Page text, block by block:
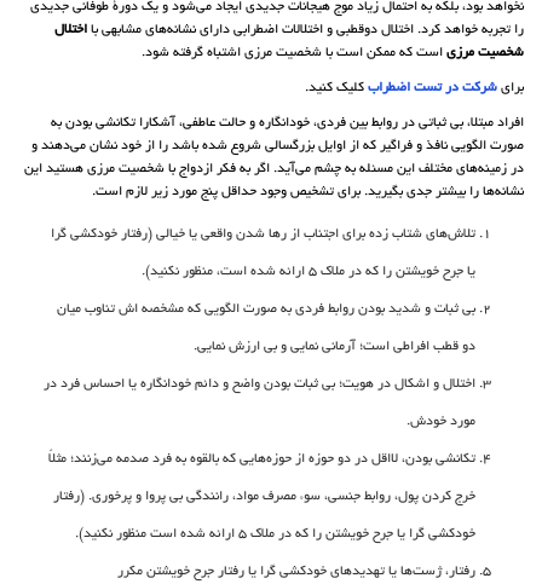
نخواهد بود، بلکه به احتمال زیاد موج هیجانات جدیدی ایجاد می‌شود و یک دورۀ طوفانی جدیدی
را تجربه خواهد کرد. اختلال دوقطبی و اختلالات اضطرابی دارای نشانه‌های مشابهی با اختلال
شخصیت مرزی است که ممکن است با شخصیت مرزی اشتباه گرفته شود.
برای شرکت در تست اضطراب کلیک کنید.
افراد مبتلا، بی ثباتی در روابط بین فردی، خودانگاره و حالت عاطفی، آشکارا تکانشی بودن به
صورت الگویی نافذ و فراگیر که از اوایل بزرگسالی شروع شده باشد را از خود نشان می‌دهند و
در زمینه‌های مختلف این مسئله به چشم می‌آید. اگر به فکر ازدواج با شخصیت مرزی هستید این
نشانه‌ها را بیشتر جدی بگیرید. برای تشخیص وجود حداقل پنج مورد زیر لازم است.
تلاش‌های شتاب زده برای اجتناب از رها شدن واقعی یا خیالی (رفتار خودکشی گرا
یا جرح خویشتن را که در ملاک 5 ارائه شده است، منظور نکنید).
بی ثبات و شدید بودن روابط فردی به صورت الگویی که مشخصه اش تناوب میان
دو قطب افراطی است؛ آرمانی نمایی و بی ارزش نمایی.
اختلال و اشکال در هویت؛ بی ثبات بودن واضح و دائم خودانگاره یا احساس فرد در
مورد خودش.
تکانشی بودن، لااقل در دو حوزه از حوزه‌هایی که بالقوه به فرد صدمه می‌زنند؛ مثلاً
خرج کردن پول، روابط جنسی، سوء مصرف مواد، رانندگی بی پروا و پرخوری. (رفتار
خودکشی گرا یا جرح خویشتن را که در ملاک 5 ارائه شده است منظور نکنید).
رفتار، ژست‌ها یا تهدیدهای خودکشی گرا یا رفتار جرح خویشتن مکرر